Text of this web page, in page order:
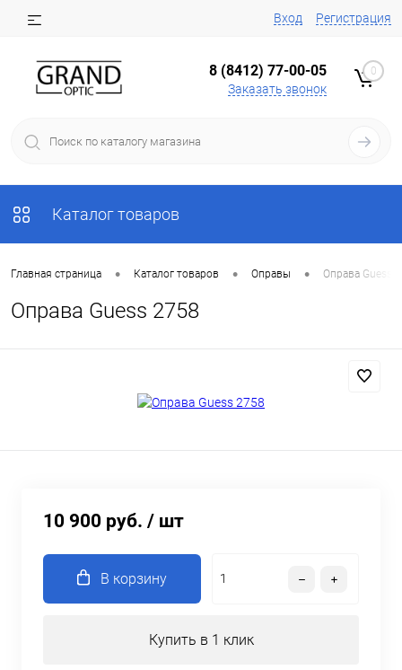
Вход Регистрация
8 (8412) 77-00-05
Заказать звонок
0
Каталог товаров
Главная страница • Каталог товаров • Оправы • Оправа Guess
Оправа Guess 2758
10 900 руб. / шт
В корзину
Купить в 1 клик